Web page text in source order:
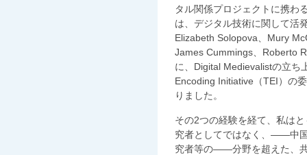
タル関係プロジェクトに携わ
は、デジタル技術に関して活
Elizabeth Solopova、Mury
James Cummings、Roberto
に、Digital Medievalistの立ち
Encoding Initiative（TEI）の
りました。
その2つの経験を経て、私は
究者としてではなく、――中
究者等の――分野を超えた、